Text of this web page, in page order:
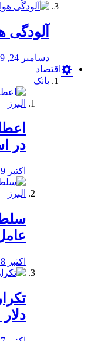
دسامبر 24, 2019
اقتصاد
بانک
در
اکتبر 19, 2019
اکتبر 18, 2019
دلار 11 400